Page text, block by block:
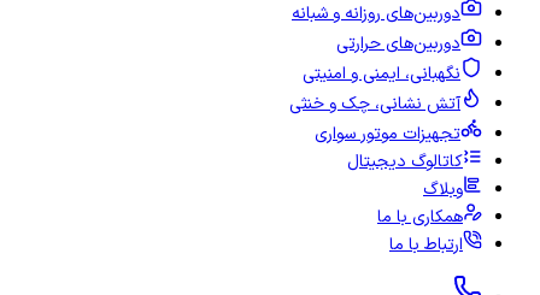
دوربین‌های روزانه و شبانه
دوربین‌های حرارتی
نگهبانی، ایمنی و امنیتی
آتش نشانی، چک و خنثی
تجهیزات موتور سواری
کاتالوگ دیجیتال
وبلاگ
همکاری با ما
ارتباط با ما